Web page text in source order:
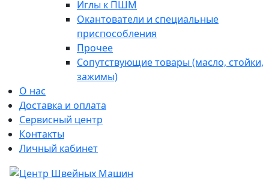
Иглы к ПШМ
Окантователи и специальные
приспособления
Прочее
Сопутствующие товары (масло, стойки,
зажимы)
О нас
Доставка и оплата
Сервисный центр
Контакты
Личный кабинет